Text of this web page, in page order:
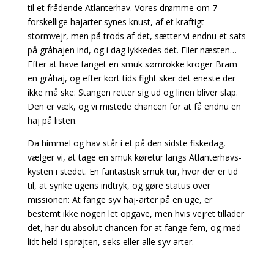
til et frådende Atlanterhav. Vores drømme om 7
forskellige hajarter synes knust, af et kraftigt
stormvejr, men på trods af det, sætter vi endnu et sats
på gråhajen ind, og i dag lykkedes det. Eller næsten…
Efter at have fanget en smuk sømrokke kroger Bram
en gråhaj, og efter kort tids fight sker det eneste der
ikke må ske: Stangen retter sig ud og linen bliver slap.
Den er væk, og vi mistede chancen for at få endnu en
haj på listen.
Da himmel og hav står i et på den sidste fiskedag,
vælger vi, at tage en smuk køretur langs Atlanterhavs-
kysten i stedet. En fantastisk smuk tur, hvor der er tid
til, at synke ugens indtryk, og gøre status over
missionen: At fange syv haj-arter på en uge, er
bestemt ikke nogen let opgave, men hvis vejret tillader
det, har du absolut chancen for at fange fem, og med
lidt held i sprøjten, seks eller alle syv arter.